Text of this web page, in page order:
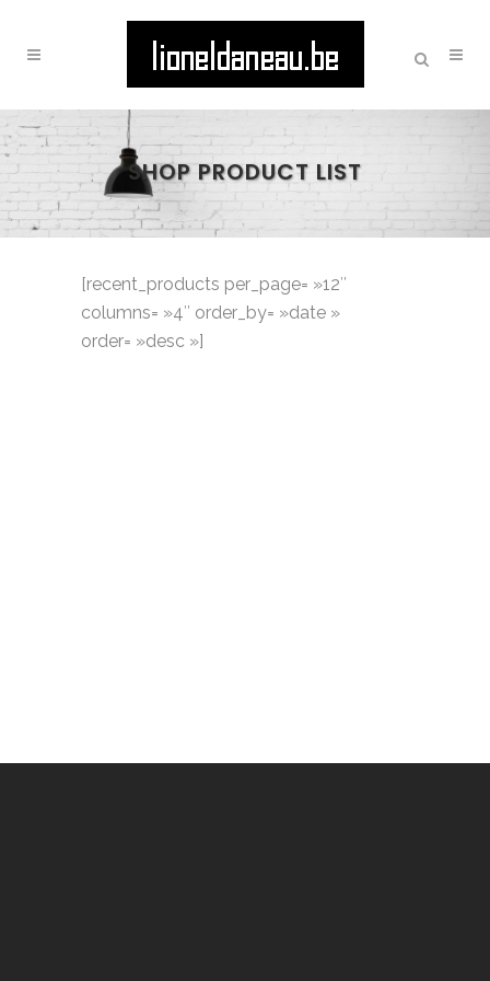
SHOP PRODUCT LIST
[recent_products per_page= »12″
columns= »4″ order_by= »date »
order= »desc »]